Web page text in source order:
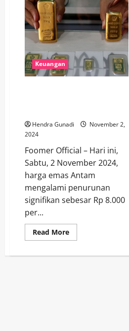
Keuangan
Hendra Gunadi
November 2,
2024
Foomer Official – Hari ini,
Sabtu, 2 November 2024,
harga emas Antam
mengalami penurunan
signifikan sebesar Rp 8.000
per...
Read MoreRead
more
Harga